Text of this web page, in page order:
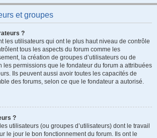
et groupes
?
les utilisateurs qui ont le plus haut niveau de contrôle
tous les aspects du forum comme les
la création de groupes d’utilisateurs ou de
les permissions que le fondateur du forum a attribuées
Ils peuvent aussi avoir toutes les capacités de
des forums, selon ce que le fondateur a autorisé.
?
utilisateurs (ou groupes d’utilisateurs) dont le travail
le jour le bon fonctionnement du forum. Ils ont le